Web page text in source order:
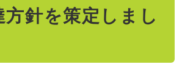
方針を策定しまし